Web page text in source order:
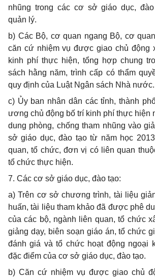
nhũng trong các cơ sở giáo dục,
quản lý.
b) Các Bộ, cơ quan ngang Bộ, cơ
căn cứ nhiệm vụ được giao chủ động
kinh phí thực hiện, tổng hợp chung
sách hằng năm, trình cấp có thẩm
quy định của Luật Ngân sách Nhà nước.
c) Ủy ban nhân dân các tỉnh, thành
ương chủ động bố trí kinh phí thực hiện
dung phòng, chống tham nhũng vào
sở giáo dục, đào tạo từ năm học
quan, tổ chức, đơn vị có liên quan
tổ chức thực hiện.
7. Các cơ sở giáo dục, đào tạo:
a)Trên cơ sở chương trình, tài liệu
huấn, tài liệu tham khảo đã được phê
của các bộ, ngành liên quan, tổ chức
giảng dạy, biên soạn giáo án, tổ chức
đánh giá và tổ chức hoạt động ngoại
đặc điểm của cơ sở giáo dục, đào tạo.
b) Căn cứ nhiệm vụ được giao chủ